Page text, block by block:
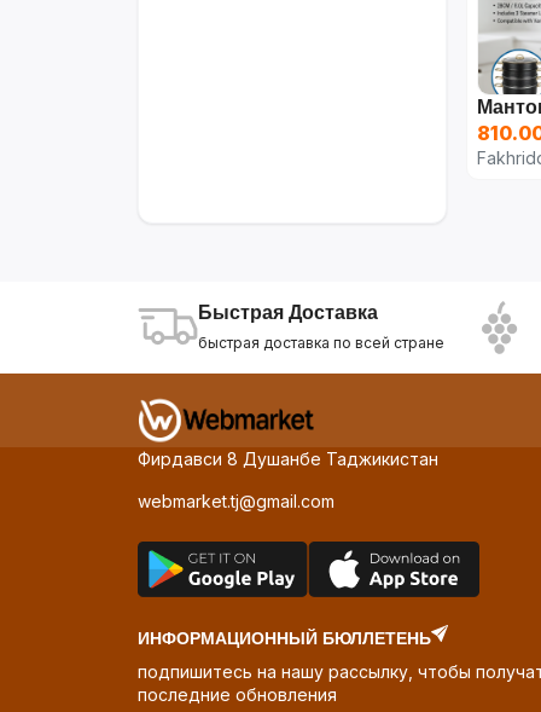
ASUS
Gamma D'ORO 108
Быстрая Доставка
быстрая доставка по всей стране
Фирдавси 8 Душанбе Таджикистан
webmarket.tj@gmail.com
ИНФОРМАЦИОННЫЙ БЮЛЛЕТЕНЬ
подпишитесь на нашу рассылку, чтобы
последние обновления